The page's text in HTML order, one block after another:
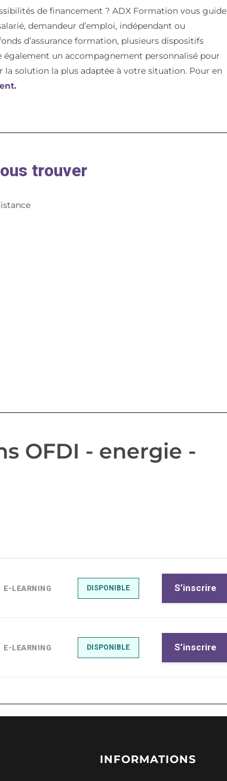
de financement ? ADX Formation vous guide
demandeur d’emploi, indépendant ou
d’assurance formation, plusieurs dispositifs
un accompagnement personnalisé pour
solution la plus adaptée à votre situation. Pour en
trouver
OFDI - energie -
E-LEARNING DISPONIBLE S’inscrire
E-LEARNING DISPONIBLE S’inscrire
INFORMATIONS